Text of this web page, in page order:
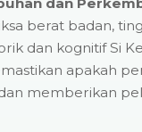
berat badan,
dan kognitif Si
apakah
memberikan